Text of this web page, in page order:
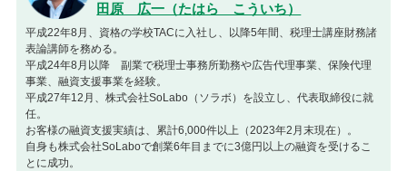
田原 広一（たはら こういち）
平成22年8月、資格の学校TACに入社し、以降5年間、税理士講座財務諸
表論講師を務める。
平成24年8月以降 副業で税理士事務所勤務や広告代理事業、保険代理
事業、融資支援事業を経験。
平成27年12月、株式会社SoLabo（ソラボ）を設立し、代表取締役に就
任。
お客様の融資支援実績は、累計6,000件以上（2023年2月末現在）。
自身も株式会社SoLaboで創業6年目までに3億円以上の融資を受けるこ
とに成功。